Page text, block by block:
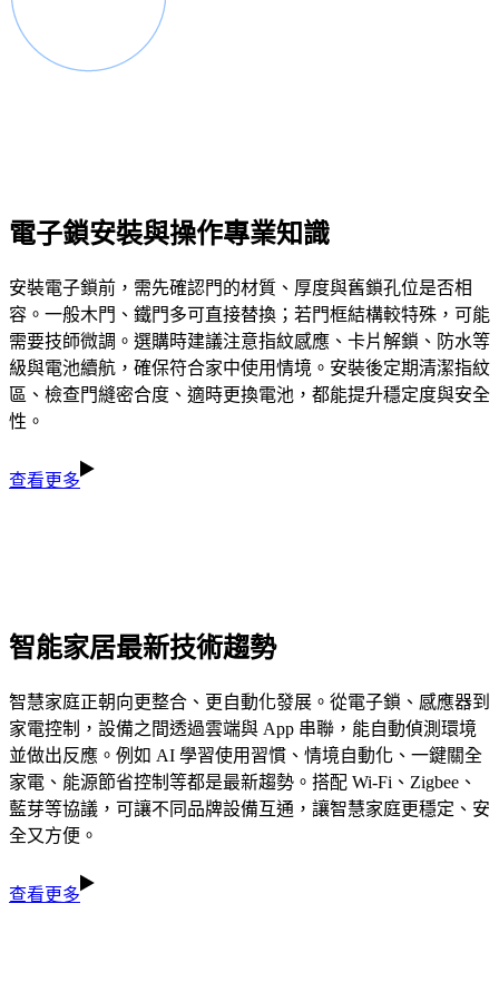
電子鎖安裝與操作專業知識
安裝電子鎖前，需先確認門的材質、厚度與舊鎖孔位是否相
容。一般木門、鐵門多可直接替換；若門框結構較特殊，可能
需要技師微調。選購時建議注意指紋感應、卡片解鎖、防水等
級與電池續航，確保符合家中使用情境。安裝後定期清潔指紋
區、檢查門縫密合度、適時更換電池，都能提升穩定度與安全
性。
查看更多
智能家居最新技術趨勢
智慧家庭正朝向更整合、更自動化發展。從電子鎖、感應器到
家電控制，設備之間透過雲端與 App 串聯，能自動偵測環境
並做出反應。例如 AI 學習使用習慣、情境自動化、一鍵關全
家電、能源節省控制等都是最新趨勢。搭配 Wi-Fi、Zigbee、
藍芽等協議，可讓不同品牌設備互通，讓智慧家庭更穩定、安
全又方便。
查看更多